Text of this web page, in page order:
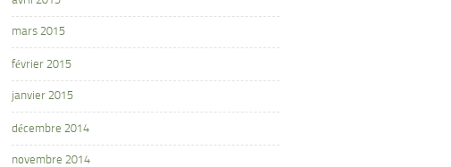
mars 2015
février 2015
janvier 2015
décembre 2014
novembre 2014